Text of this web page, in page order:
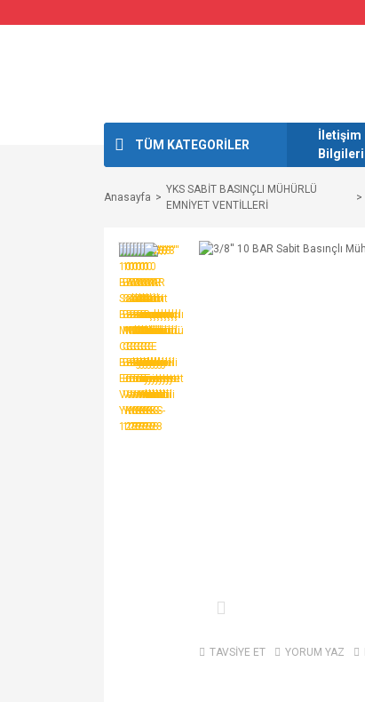
TÜM KATEGORİLER
İletişim
Anasayfa
YKS SABİT BASINÇLI MÜHÜRLÜ
EMNİYET VENTİLLERİ
TAVSİYE ET YORUM YAZ